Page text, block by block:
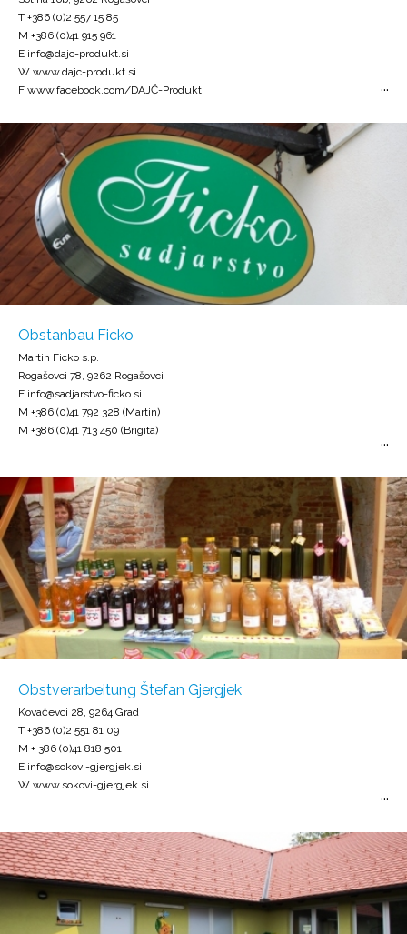
T +386 (0)2 557 15 85
M +386 (0)41 915 961
E info@dajc-produkt.si
W www.dajc-produkt.si
F www.facebook.com/DAJČ-Produkt
Obstanbau Ficko
Martin Ficko s.p.
Rogašovci 78, 9262 Rogašovci
E info@sadjarstvo-ficko.si
M +386 (0)41 792 328 (Martin)
M +386 (0)41 713 450 (Brigita)
Obstverarbeitung Štefan Gjergjek
Kovačevci 28, 9264 Grad
T +386 (0)2 551 81 09
M + 386 (0)41 818 501
E info@sokovi-gjergjek.si
W www.sokovi-gjergjek.si